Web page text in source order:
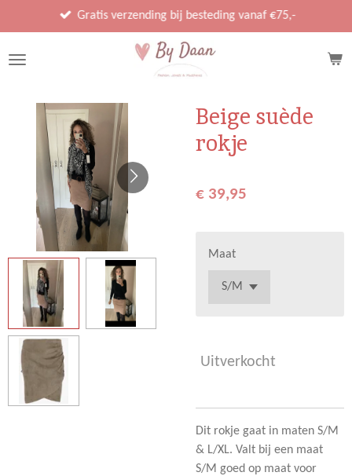
direct
naar
Gratis verzending bij besteding vanaf €75,-
Beige suède
rokje
€ 39,95
Maat
Uitverkocht
Dit rokje gaat in maten S/M
& L/XL. Valt bij een maat
S/M goed op maat voor